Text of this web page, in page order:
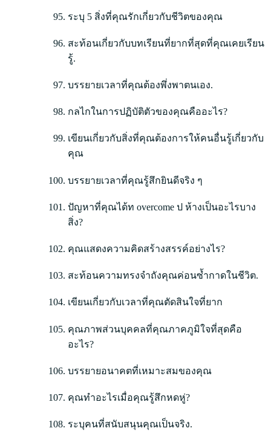
ระบุ 5 สิ่งที่คุณรักเกี่ยวกับชีวิตของคุณ
สะท้อนเกี่ยวกับบทเรียนที่ยากที่สุดที่คุณเคยเรียน
รู้.
บรรยายเวลาที่คุณต้องพึ่งพาตนเอง.
กลไกในการปฏิบัติตัวของคุณคืออะไร?
เขียนเกี่ยวกับสิ่งที่คุณต้องการให้คนอื่นรู้เกี่ยวกับ
คุณ
บรรยายเวลาที่คุณรู้สึกยินดีจริง ๆ
ปัญหาที่คุณได้ท overcome ป ห้างเป็นอะไรบาง
สิ่ง?
คุณแสดงความคิดสร้างสรรค์อย่างไร?
สะท้อนความทรงจำถังคุณค่อนซ้ำกาดในชีวิต.
เขียนเกี่ยวกับเวลาที่คุณตัดสินใจที่ยาก
คุณภาพส่วนบุคคลที่คุณภาคภูมิใจที่สุดคือ
อะไร?
บรรยายอนาคตที่เหมาะสมของคุณ
คุณทำอะไรเมื่อคุณรู้สึกหดหู่?
ระบุคนที่สนับสนุนคุณเป็นจริง.